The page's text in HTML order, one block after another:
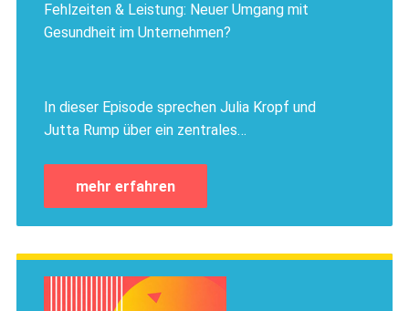
Fehlzeiten & Leistung: Neuer Umgang mit
Gesundheit im Unternehmen?
​​​​​​​In dieser Episode sprechen Julia Kropf und
Jutta Rump über ein zentrales…
mehr erfahren